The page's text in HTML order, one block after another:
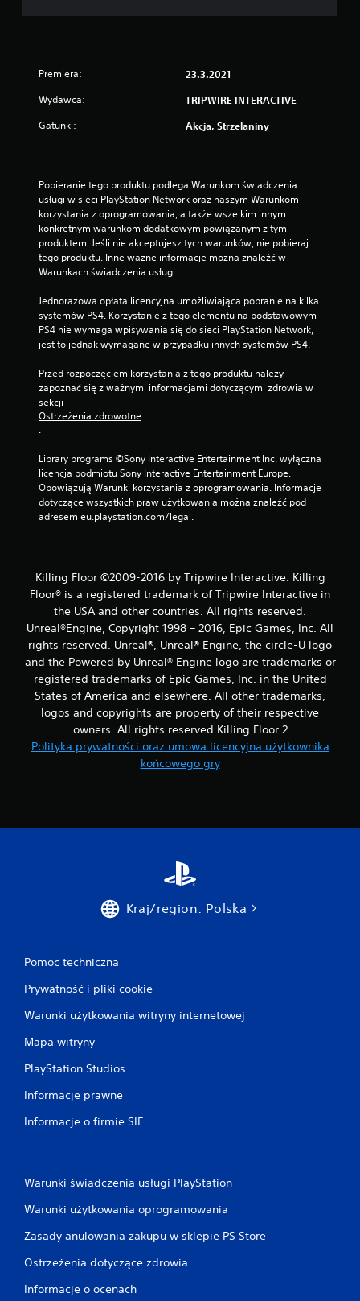
Premiera: 23.3.2021
Wydawca: TRIPWIRE INTERACTIVE
Gatunki: Akcja, Strzelaniny
Pobieranie tego produktu podlega Warunkom świadczenia
usługi w sieci PlayStation Network oraz naszym Warunkom
korzystania z oprogramowania, a także wszelkim innym
konkretnym warunkom dodatkowym powiązanym z tym
produktem. Jeśli nie akceptujesz tych warunków, nie pobieraj
tego produktu. Inne ważne informacje można znaleźć w
Warunkach świadczenia usługi.
Jednorazowa opłata licencyjna umożliwiająca pobranie na kilka
systemów PS4. Korzystanie z tego elementu na podstawowym
PS4 nie wymaga wpisywania się do sieci PlayStation Network,
jest to jednak wymagane w przypadku innych systemów PS4.
Przed rozpoczęciem korzystania z tego produktu należy
zapoznać się z ważnymi informacjami dotyczącymi zdrowia w
sekcji
Ostrzeżenia zdrowotne
.
Library programs ©Sony Interactive Entertainment Inc. wyłączna
licencja podmiotu Sony Interactive Entertainment Europe.
Obowiązują Warunki korzystania z oprogramowania. Informacje
dotyczące wszystkich praw użytkowania można znaleźć pod
adresem eu.playstation.com/legal.
Killing Floor ©2009-2016 by Tripwire Interactive. Killing
Floor® is a registered trademark of Tripwire Interactive in
the USA and other countries. All rights reserved.
Unreal®Engine, Copyright 1998 – 2016, Epic Games, Inc. All
rights reserved. Unreal®, Unreal® Engine, the circle-U logo
and the Powered by Unreal® Engine logo are trade­marks or
registered trademarks of Epic Games, Inc. in the United
States of America and elsewhere. All other trademarks,
logos and copyrights are property of their respective
owners. All rights reserved.Killing Floor 2
Polityka prywatności oraz umowa licencyjna użytkownika
końcowego gry
Kraj/region: Polska
Pomoc techniczna
Prywatność i pliki cookie
Warunki użytkowania witryny internetowej
Mapa witryny
PlayStation Studios
Informacje prawne
Informacje o firmie SIE
Warunki świadczenia usługi PlayStation
Warunki użytkowania oprogramowania
Zasady anulowania zakupu w sklepie PS Store
Ostrzeżenia dotyczące zdrowia
Informacje o ocenach